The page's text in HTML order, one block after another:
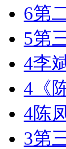
6第
5第
4李
4 《
4陈
3第